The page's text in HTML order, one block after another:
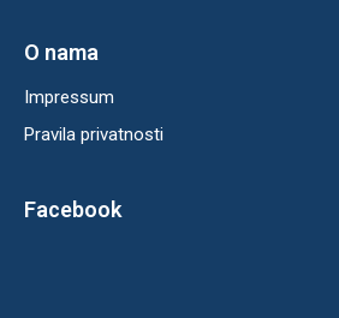
O nama
Impressum
Pravila privatnosti
Facebook